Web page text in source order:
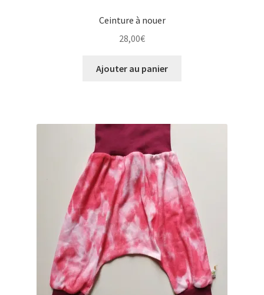
Ceinture à nouer
28,00€
Ajouter au panier